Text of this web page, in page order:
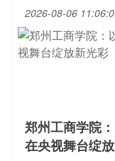
2026-08-06
郑州工商学院
在央视舞台绽